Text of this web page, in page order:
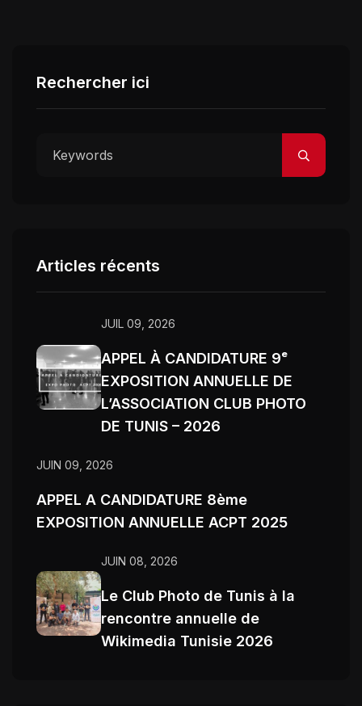
Rechercher ici
Articles récents
JUIL 09, 2026
APPEL À CANDIDATURE 9ᵉ
EXPOSITION ANNUELLE DE
L’ASSOCIATION CLUB PHOTO
DE TUNIS – 2026
JUIN 09, 2026
APPEL A CANDIDATURE 8ème
EXPOSITION ANNUELLE ACPT 2025
JUIN 08, 2026
Le Club Photo de Tunis à la
rencontre annuelle de
Wikimedia Tunisie 2026